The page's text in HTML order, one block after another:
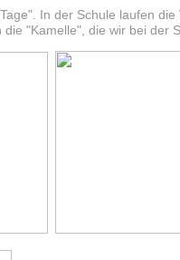
In der Schule laufen
"Kamelle", die wir bei der